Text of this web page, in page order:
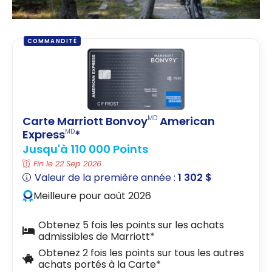
COMMANDITÉ
Carte Marriott BonvoyMD American
ExpressMD*
Jusqu'à 110 000 Points
Fin le 22 Sep 2026
Valeur de la première année :1 302 $
Meilleure pour août 2026
Obtenez 5 fois les points sur les achats
admissibles de Marriott*
Obtenez 2 fois les points sur tous les autres
achats portés à la Carte*